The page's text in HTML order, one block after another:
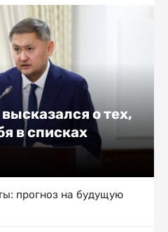
о тех,
в списках
прогноз на будущую